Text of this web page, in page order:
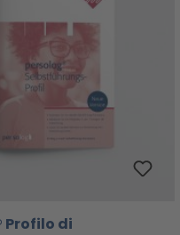
Profilo di